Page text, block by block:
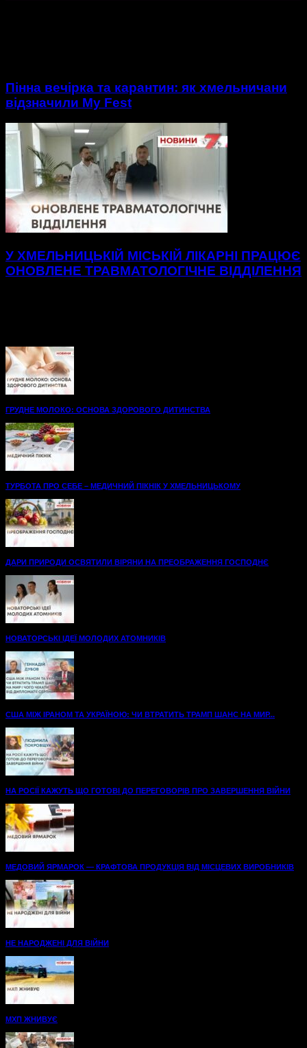
Пінна вечірка та карантин: як хмельничани
відзначили My Fest
У ХМЕЛЬНИЦЬКІЙ МІСЬКІЙ ЛІКАРНІ ПРАЦЮЄ
ОНОВЛЕНЕ ТРАВМАТОЛОГІЧНЕ ВІДДІЛЕННЯ
ГРУДНЕ МОЛОКО: ОСНОВА ЗДОРОВОГО ДИТИНСТВА
ТУРБОТА ПРО СЕБЕ – МЕДИЧНИЙ ПІКНІК У ХМЕЛЬНИЦЬКОМУ
ДАРИ ПРИРОДИ ОСВЯТИЛИ ВІРЯНИ НА ПРЕОБРАЖЕННЯ ГОСПОДНЄ
НОВАТОРСЬКІ ІДЕЇ МОЛОДИХ АТОМНИКІВ
США МІЖ ІРАНОМ ТА УКРАЇНОЮ: ЧИ ВТРАТИТЬ ТРАМП ШАНС НА МИР...
НА РОСІЇ КАЖУТЬ ЩО ГОТОВІ ДО ПЕРЕГОВОРІВ ПРО ЗАВЕРШЕННЯ ВІЙНИ
МЕДОВИЙ ЯРМАРОК — КРАФТОВА ПРОДУКЦІЯ ВІД МІСЦЕВИХ ВИРОБНИКІВ
НЕ НАРОДЖЕНІ ДЛЯ ВІЙНИ
МХП ЖНИВУЄ